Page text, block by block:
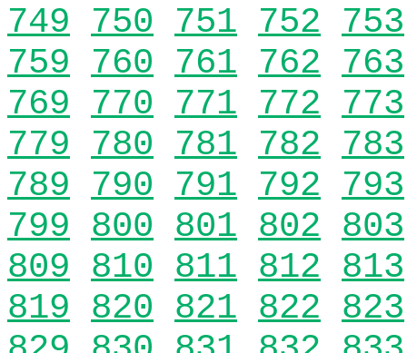
749 750 751 752 753
759 760 761 762 763
769 770 771 772 773
779 780 781 782 783
789 790 791 792 793
799 800 801 802 803
809 810 811 812 813
819 820 821 822 823